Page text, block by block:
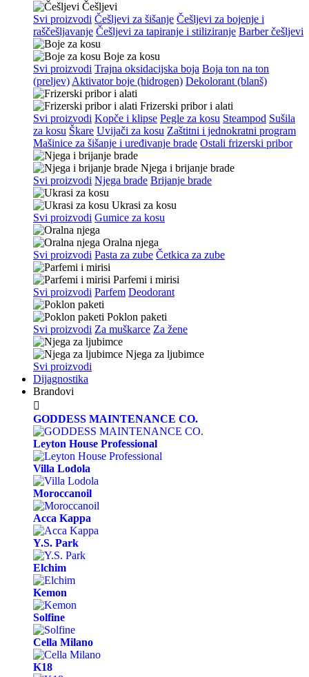
Češljevi
Svi proizvodi Češljevi za šišanje Češljevi za bojenje i
raščešljavanje Češljevi za tapiranje i stiliziranje Barber češljevi
Boje za kosu
Svi proizvodi Trajna oksidacijska boja Boja ton na ton
(preljev) Aktivator boje (hidrogen) Dekolorant (blanš)
Frizerski pribor i alati
Svi proizvodi Kopče i klipse Pegle za kosu Steampod Sušila
za kosu Škare Uvijači za kosu Zaštitni i jednokratni program
Mašinice za šišanje i uređivanje brade Ostali frizerski pribor
Njega i brijanje brade
Svi proizvodi Njega brade Brijanje brade
Ukrasi za kosu
Svi proizvodi Gumice za kosu
Oralna njega
Svi proizvodi Pasta za zube Četkica za zube
Parfemi i mirisi
Svi proizvodi Parfem Deodorant
Poklon paketi
Svi proizvodi Za muškarce Za žene
Njega za ljubimce
Svi proizvodi
Dijagnostika
Brandovi

GODDESS MAINTENANCE CO.
Leyton House Professional
Villa Lodola
Moroccanoil
Acca Kappa
Y.S. Park
Elchim
Kemon
Solfine
Cella Milano
K18